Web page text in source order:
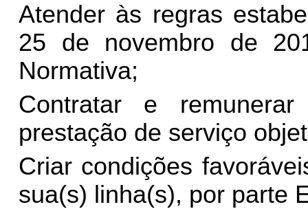
Atender às regras
25 de novembro de
Normativa;
Contratar e
prestação de serviço
Criar condições
sua(s) linha(s), por parte